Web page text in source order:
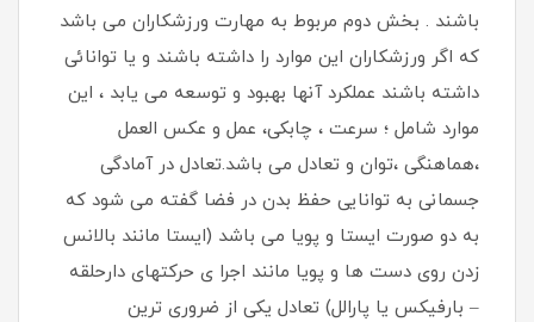
باشند . بخش دوم مربوط به مهارت ورزشکاران می باشد
که اگر ورزشکاران این موارد را داشته باشند و یا توانائی
داشته باشند عملکرد آنها بهبود و توسعه می یابد ، این
موارد شامل ؛ سرعت ، چابکی، عمل و عکس العمل
،هماهنگی ،توان و تعادل می باشد.تعادل در آمادگی
جسمانی به توانایی حفظ بدن در فضا گفته می شود که
به دو صورت ایستا و پویا می باشد (ایستا مانند بالانس
زدن روی دست ها و پویا مانند اجرا ی حرکتهای دارحلقه
– بارفیکس یا پارالل) تعادل یکی از ضروری ترین